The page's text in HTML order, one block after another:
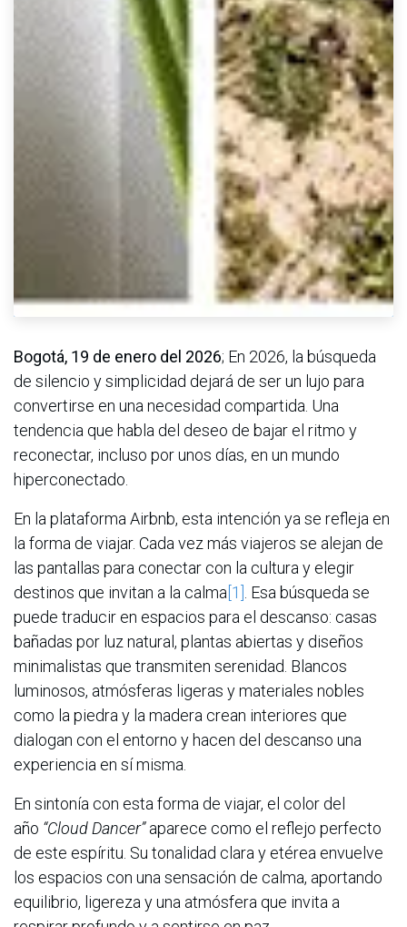
Bogotá, 19 de enero del 2026; En 2026, la búsqueda
de silencio y simplicidad dejará de ser un lujo para
convertirse en una necesidad compartida. Una
tendencia que habla del deseo de bajar el ritmo y
reconectar, incluso por unos días, en un mundo
hiperconectado.
En la plataforma Airbnb, esta intención ya se refleja en
la forma de viajar. Cada vez más viajeros se alejan de
las pantallas para conectar con la cultura y elegir
destinos que invitan a la calma [1] . Esa búsqueda se
puede traducir en espacios para el descanso: casas
bañadas por luz natural, plantas abiertas y diseños
minimalistas que transmiten serenidad. Blancos
luminosos, atmósferas ligeras y materiales nobles
como la piedra y la madera crean interiores que
dialogan con el entorno y hacen del descanso una
experiencia en sí misma.
En sintonía con esta forma de viajar, el color del
año “Cloud Dancer”aparece como el reflejo perfecto
de este espíritu. Su tonalidad clara y etérea envuelve
los espacios con una sensación de calma, aportando
equilibrio, ligereza y una atmósfera que invita a